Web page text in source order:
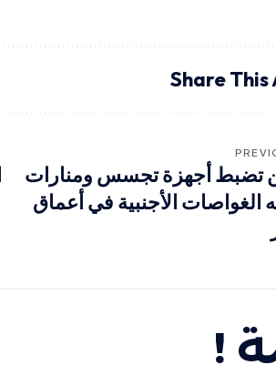
Share
تضبط أجهزة تجسس ومنارات
الغواصات الأجنبية في أعماق
!